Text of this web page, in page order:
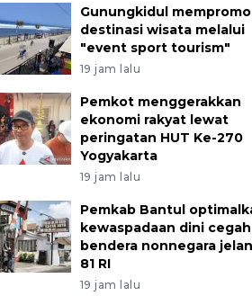
Gunungkidul
destinasi wisata melalui
"event sport tourism"
19 jam lalu
Pemkot menggerakkan
ekonomi rakyat lewat
peringatan HUT Ke-270
Yogyakarta
19 jam lalu
Pemkab Bantul
kewaspadaan dini cegah
bendera nonnegara
81 RI
19 jam lalu